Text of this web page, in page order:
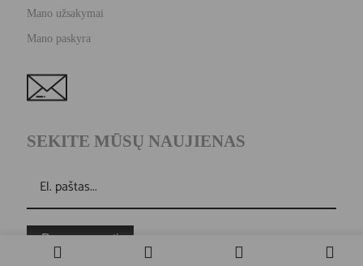
Mano užsakymai
Mano paskyra
SEKITE MŪSŲ NAUJIENAS
Prenumeruoti